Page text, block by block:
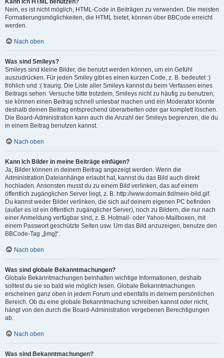
Kann ich HTML benutzen?
Nein, es ist nicht möglich, HTML-Code in Beiträgen zu verwenden. Die meisten
Formatierungsmöglichkeiten, die HTML bietet, können über BBCode erreicht
werden.
Nach oben
Was sind Smileys?
Smileys sind kleine Bilder, die benutzt werden können, um ein Gefühl
auszudrücken. Für jeden Smiley gibt es einen kurzen Code, z. B. bedeutet :)
fröhlich und :( traurig. Die Liste aller Smileys kannst du beim Verfassen eines
Beitrags sehen. Versuche bitte trotzdem, Smileys nicht zu häufig zu benutzen,
sie können einen Beitrag schnell unlesbar machen und ein Moderator könnte
deshalb deinen Beitrag entsprechend überarbeiten oder gar komplett löschen.
Die Board-Administration kann auch die Anzahl der Smileys begrenzen, die du
in einem Beitrag benutzen kannst.
Nach oben
Kann ich Bilder in meine Beiträge einfügen?
Ja, Bilder können in deinem Beitrag angezeigt werden. Wenn die
Administration Dateianhänge erlaubt hat, kannst du das Bild auch direkt
hochladen. Ansonsten musst du zu einem Bild verlinken, das auf einem
öffentlich zugänglichen Server liegt, z. B. http://www.domain.tld/mein-bild.gif.
Du kannst weder Bilder verlinken, die sich auf deinem eigenen PC befinden
(außer es ist ein öffentlich zugänglicher Server), noch zu Bildern, die nur nach
einer Anmeldung verfügbar sind, z. B. Hotmail- oder Yahoo-Mailboxen, mit
einem Passwort geschützte Seiten usw. Um das Bild anzuzeigen, benutze den
BBCode-Tag „[img]“.
Nach oben
Was sind globale Bekanntmachungen?
Globale Bekanntmachungen beinhalten wichtige Informationen, deshalb
solltest du sie so bald wie möglich lesen. Globale Bekanntmachungen
erscheinen ganz oben in jedem Forum und ebenfalls in deinem persönlichen
Bereich. Ob du eine globale Bekanntmachung schreiben kannst oder nicht,
hängt von den durch die Board-Administration vergebenen Berechtigungen
ab.
Nach oben
Was sind Bekanntmachungen?